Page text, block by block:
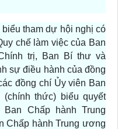
tham dự hội nghị có
chế làm việc của Ban
trị, Ban Bí thư và
sự điều hành của đồng
đồng chí Ủy viên Ban
thức) biểu quyết
Chấp hành Trung
Chấp hành Trung ương